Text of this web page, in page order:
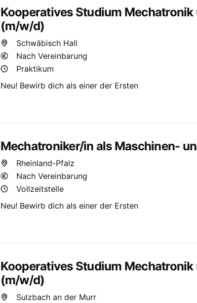
Kooperatives Studium
(m/w/d)
Schwäbisch Hall
Nach Vereinbarung
Praktikum
Neu! Bewirb dich als einer der Ersten
Mechatroniker/in als Maschinen-
Rheinland-Pfalz
Nach Vereinbarung
Vollzeitstelle
Neu! Bewirb dich als einer der Ersten
Kooperatives Studium
(m/w/d)
Sulzbach an der Murr